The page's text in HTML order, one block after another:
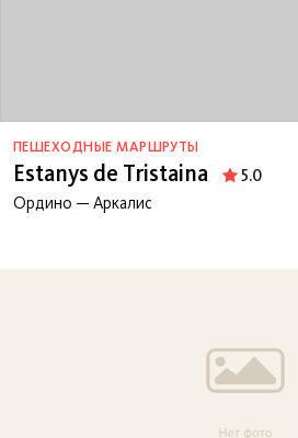
ПЕШЕХОДНЫЕ МАРШРУТЫ
Estanys de Tristaina
5.0
Ордино — Аркалис